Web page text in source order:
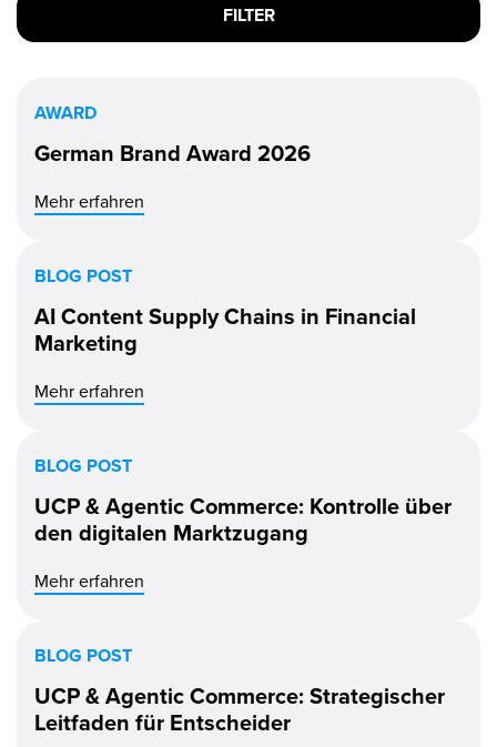
FILTER
AWARD
German Brand Award 2026
Mehr erfahren
BLOG POST
AI Content Supply Chains in Financial
Marketing
Mehr erfahren
BLOG POST
UCP & Agentic Commerce: Kontrolle über
den digitalen Marktzugang
Mehr erfahren
BLOG POST
UCP & Agentic Commerce: Strategischer
Leitfaden für Entscheider